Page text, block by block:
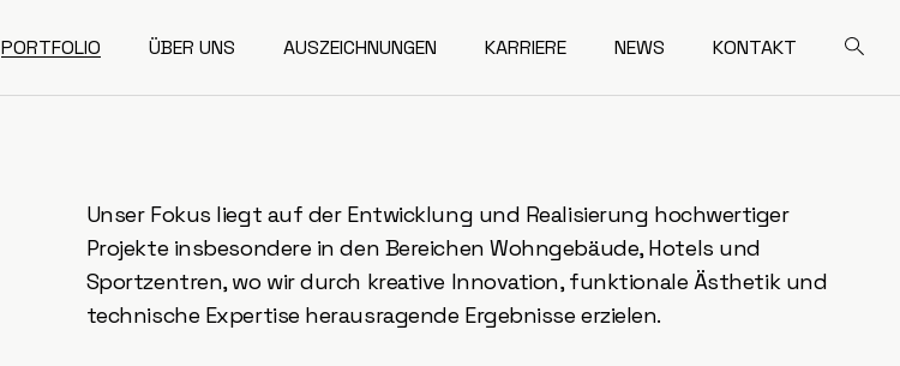
PORTFOLIO ÜBER UNS AUSZEICHNUNGEN KARRIERE NEWS KONTAKT
Unser Fokus liegt auf der Entwicklung und Realisierung hochwertiger
Projekte insbesondere in den Bereichen Wohngebäude, Hotels und
Sportzentren, wo wir durch kreative Innovation, funktionale Ästhetik und
technische Expertise herausragende Ergebnisse erzielen.